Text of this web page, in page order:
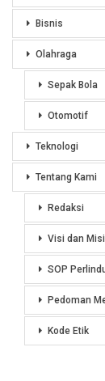
Bisnis
Olahraga
Sepak Bola
Otomotif
Teknologi
Tentang Kami
Redaksi
Visi dan Misi
SOP
Pedoman
Kode Etik